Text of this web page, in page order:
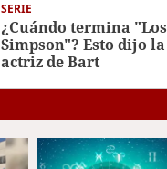
SERIE
¿Cuándo termina "Los
Simpson"? Esto dijo la
actriz de Bart